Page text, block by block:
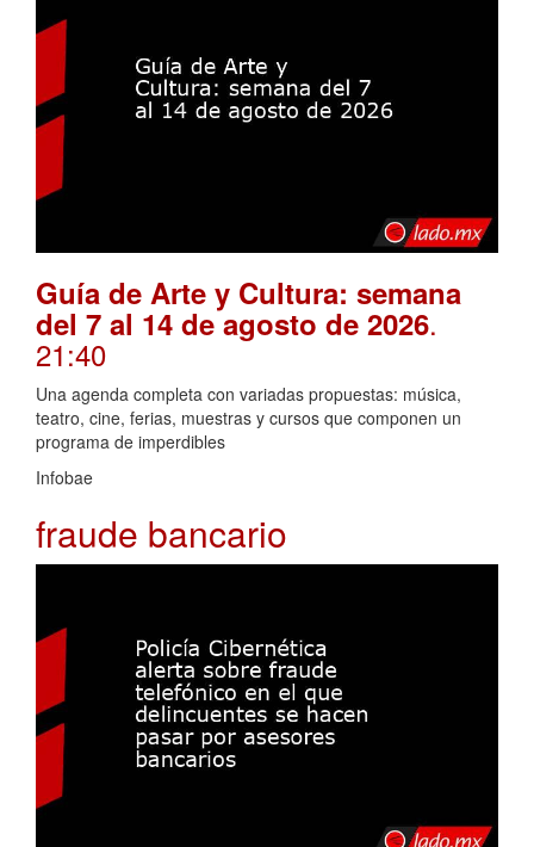
Guía de Arte y Cultura: semana
del 7 al 14 de agosto de 2026.
21:40
Una agenda completa con variadas propuestas: música,
teatro, cine, ferias, muestras y cursos que componen un
programa de imperdibles
Infobae
fraude bancario